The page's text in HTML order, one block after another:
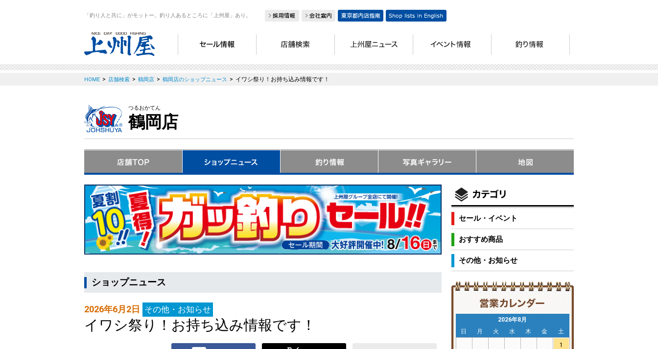
「釣り人と共に」がモットー。釣り人あるところに「上州屋」あり。
HOME > 店舗検索 > 鶴岡店 > 鶴岡店のショップニュース > イワシ祭り！お持ち込み情報です！
つるおかてん
鶴岡店
ショップニュース
2026年6月2日 その他・お知らせ
イワシ祭り！お持ち込み情報です！
セール・イベント
おすすめ商品
その他・お知らせ
2026年8月
日
月 火 水 木 金
土
1